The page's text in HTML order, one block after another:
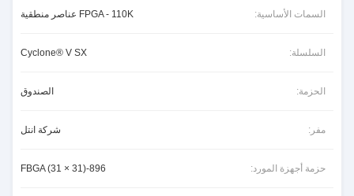
السمات الأساسية: FPGA - 110K عناصر منطقية
السلسلة: Cyclone® V SX
الحزمة: الصندوق
مفر: شركة انتل
حزمة أجهزة المورد: 896-FBGA (31 × 31)